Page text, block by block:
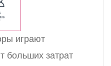
играют
больших затрат